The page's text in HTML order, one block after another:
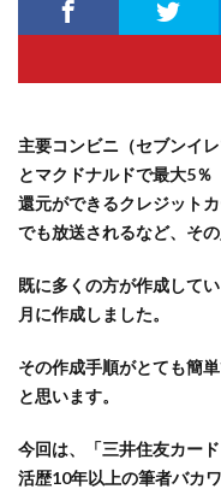
主要コンビニ（セブンイ
とマクドナルドで最大5％
還元ができるクレジット
でも放送されるなど、そ
既に多くの方が作成して
月に作成しました。
その作成手順がとても簡
と思います。
今回は、「三井住友カー
活歴10年以上の筆者バカ